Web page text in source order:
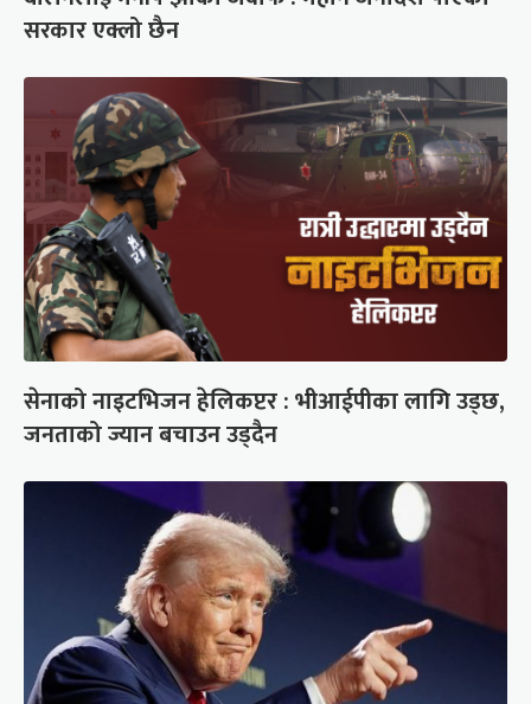
सरकार एक्लो छैन
सेनाको नाइटभिजन हेलिकप्टर : भीआईपीका लागि उड्छ,
जनताको ज्यान बचाउन उड्दैन